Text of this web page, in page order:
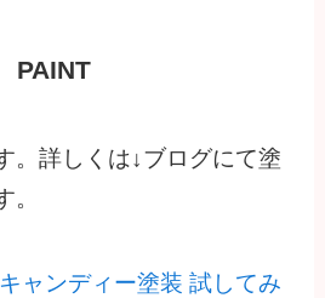
PAINT
。詳しくは↓ブログにて塗
。
ャンディー塗装 試してみ